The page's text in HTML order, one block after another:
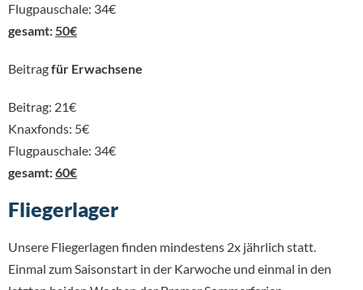
Flugpauschale: 34€
gesamt:50€
Beitragfür Erwachsene
Beitrag: 21€
Knaxfonds: 5€
Flugpauschale: 34€
gesamt:60€
Fliegerlager
Unsere Fliegerlagen finden mindestens 2x jährlich statt.
Einmal zum Saisonstart in der Karwoche und einmal in den